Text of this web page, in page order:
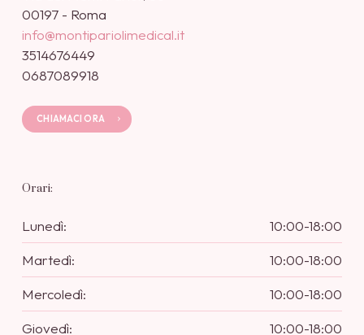
00197 - Roma
info@montipariolimedical.it
3514676449
0687089918
CHIAMACI ORA
Orari:
Lunedì:
10:00-18:00
Martedì:
10:00-18:00
Mercoledì:
10:00-18:00
Giovedì:
10:00-18:00